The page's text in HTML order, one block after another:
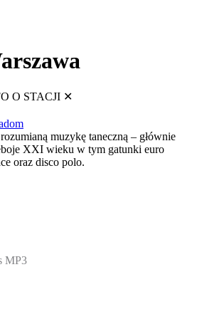
O STACJI ✕
muzykę taneczną – głównie
XXI wieku w tym gatunki euro
oraz disco polo.
MP3